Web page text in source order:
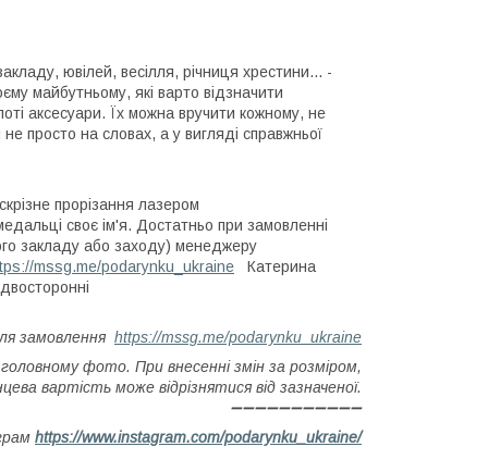
ювілей, весілля, річниця хрестини... -
майбутньому, які варто відзначити
аксесуари. Їх можна вручити кожному, не
просто на словах, а у вигляді справжньої
прорізання лазером
своє ім'я. Достатньо при замовленні
закладу або заходу) менеджеру
mssg.me/podarynku_ukraine Катерина
замовлення https://mssg.me/podarynku_ukraine
фото. При внесенні змін за розміром,
вартість може відрізнятися від зазначеної.
➖➖➖➖➖➖➖➖➖➖➖
https://www.instagram.com/podarynku_ukraine/